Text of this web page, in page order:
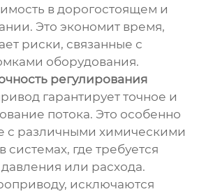
в дорогостоящем и
Это экономит время,
риски, связанные с
оборудования.
регулирования
гарантирует точное и
потока. Это особенно
с различными химическими
где требуется
или расхода.
исключаются